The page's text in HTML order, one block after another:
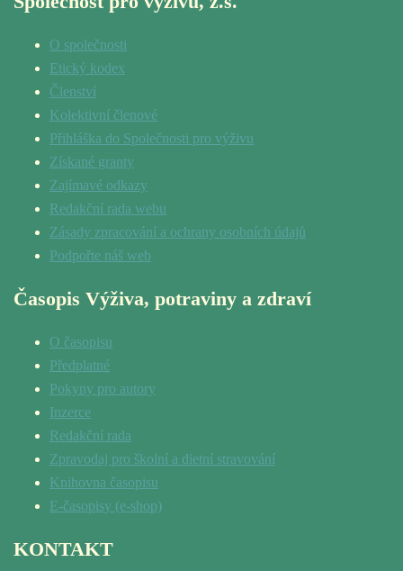
O společnosti
Etický kodex
Členství
Kolektivní členové
Přihláška do Společnosti pro výživu
Získané granty
Zajímavé odkazy
Redakční rada webu
Zásady zpracování a ochrany osobních údajů
Podpořte náš web
Časopis Výživa, potraviny a zdraví
O časopisu
Předplatné
Pokyny pro autory
Inzerce
Redakční rada
Zpravodaj pro školní a dietní stravování
Knihovna časopisu
E-časopisy (e-shop)
KONTAKT